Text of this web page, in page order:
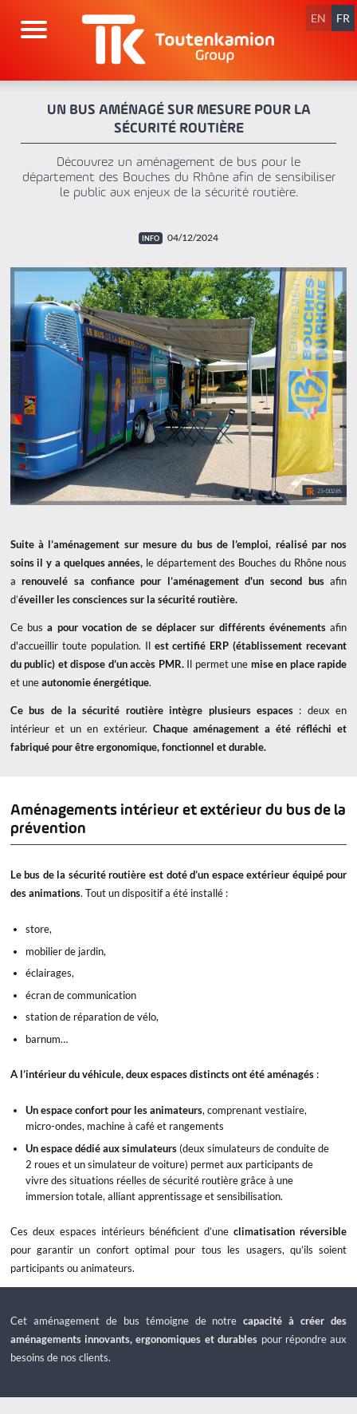
contenu
EN FR
UN BUS AMÉNAGÉ SUR MESURE POUR LA
SÉCURITÉ ROUTIÈRE
Découvrez un aménagement de bus pour le
département des Bouches du Rhône afin de sensibiliser
le public aux enjeux de la sécurité routière.
04/12/2024
Suite à l’aménagement sur mesure du bus de l’emploi, réalisé par nos
soins il y a quelques années, le département des Bouches du Rhône nous
arenouvelé sa confiance pour l’aménagement d'un second busafin
d’éveiller les consciences sur la sécurité routière.
Ce bus a pour vocation de se déplacer sur différents événementsafin
d'accueillir toute population. Il est certifié ERP (établissement recevant
du public) et dispose d’un accès PMR.Il permet une mise en place rapide
et uneautonomie énergétique.
Ce bus de la sécurité routière intègre plusieurs espaces : deux en
intérieur et un en extérieur. Chaque aménagement a été réfléchi et
fabriqué pour être ergonomique, fonctionnel et durable.
Aménagements intérieur et extérieur du bus de la
prévention
Le bus de la sécurité routière est doté d’un espace extérieur équipé pour
des animations. Tout un dispositif a été installé :
store,
mobilier de jardin,
éclairages,
écran de communication
station de réparation de vélo,
barnum…
A l’intérieur du véhicule, deux espaces distincts ont été aménagés:
Un espace confortpour les animateurs, comprenant vestiaire,
micro-ondes, machine à café et rangements
Un espace dédié aux simulateurs(deux simulateurs de conduite de
2 roues et un simulateur de voiture) permet aux participants de
vivre des situations réelles de sécurité routière grâce à une
immersion totale, alliant apprentissage et sensibilisation.
Ces deux espaces intérieurs bénéficient d’uneclimatisation réversible
pour garantir un confort optimal pour tous les usagers, qu’ils soient
participants ou animateurs.
Cet aménagement de bus témoigne de notre capacité à créer des
aménagements innovants, ergonomiques et durables pour répondre aux
besoins de nos clients.